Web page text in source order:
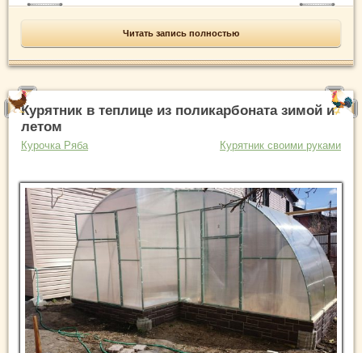
Читать запись полностью
Курятник в теплице из поликарбоната зимой и
летом
Курочка Ряба Курятник своими руками